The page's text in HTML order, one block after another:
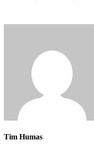
Tim Humas